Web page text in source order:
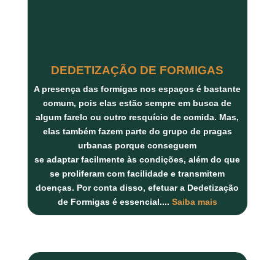
DEDETIZAÇÃO DE FORMIGAS
A presença das formigas nos espaços é bastante
comum, pois elas estão sempre em busca de
algum farelo ou outro resquício de comida. Mas,
elas também fazem parte do grupo de pragas
urbanas porque conseguem
se adaptar facilmente às condições, além do que
se proliferam com facilidade e transmitem
doenças. Por conta disso, efetuar a Dedetização
de Formigas é essencial.... Saiba mais